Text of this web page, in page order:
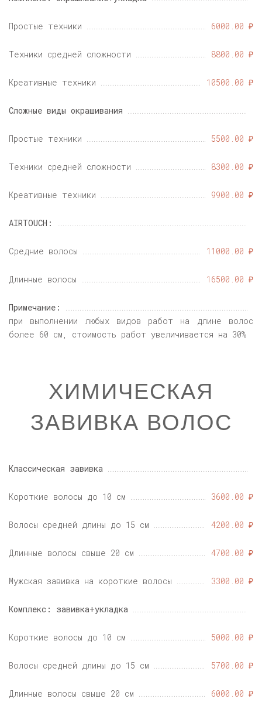
Простые техники 6000.00 ₽
Техники средней сложности 8800.00 ₽
Креативные техники 10500.00 ₽
Сложные виды окрашивания
Простые техники 5500.00 ₽
Техники средней сложности 8300.00 ₽
Креативные техники 9900.00 ₽
AIRTOUCH:
Средние волосы 11000.00 ₽
Длинные волосы 16500.00 ₽
Примечание:
при выполнении любых видов работ на длине волос
более 60 см, стоимость работ увеличивается на 30%
ХИМИЧЕСКАЯ
ЗАВИВКА ВОЛОС
Классическая завивка
Короткие волосы до 10 см 3600.00 ₽
Волосы средней длины до 15 см 4200.00 ₽
Длинные волосы свыше 20 см 4700.00 ₽
Мужская завивка на короткие волосы 3300.00 ₽
Комплекс: завивка+укладка
Короткие волосы до 10 см 5000.00 ₽
Волосы средней длины до 15 см 5700.00 ₽
Длинные волосы свыше 20 см 6000.00 ₽